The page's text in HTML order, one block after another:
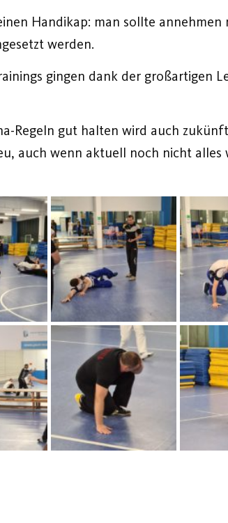
Handikap: man sollte annehmen
werden.
gingen dank der großartigen
Regeln gut halten wird auch
auch wenn aktuell noch nicht